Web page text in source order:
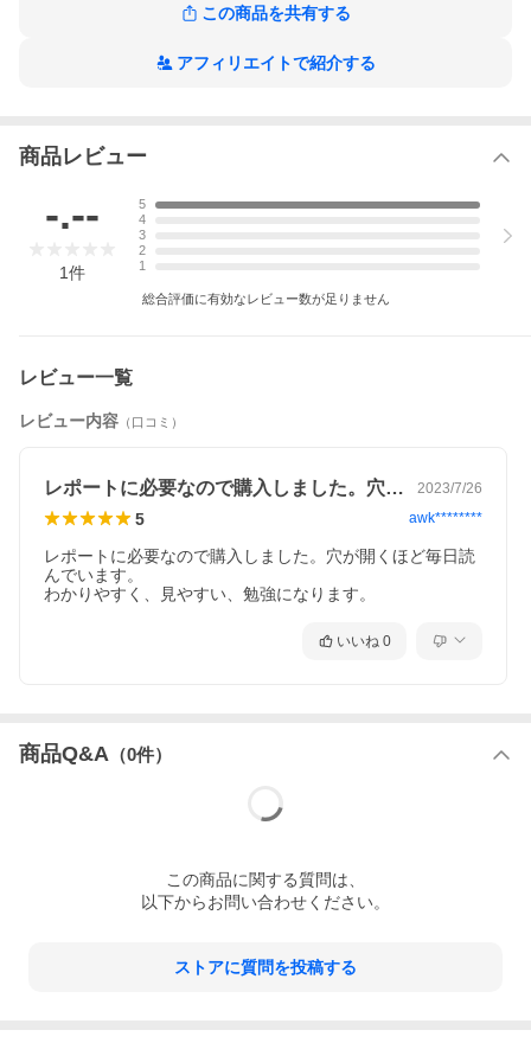
この商品を共有する
アフィリエイトで紹介する
商品レビュー
-.--
1件
5
4
3
2
1
総合評価に有効なレビュー数が足りません
レビュー一覧
レビュー内容 （口コミ）
レポートに必要なので購入しました。穴が… 2023/7/26
5 awk********
レポートに必要なので購入しました。穴が開くほど毎日読
んでいます。
わかりやすく、見やすい、勉強になります。
いいね 0
商品Q&A （0件）
この商品に関する質問は、
以下からお問い合わせください。
ストアに質問を投稿する